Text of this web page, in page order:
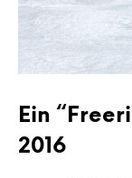
Ein
2016